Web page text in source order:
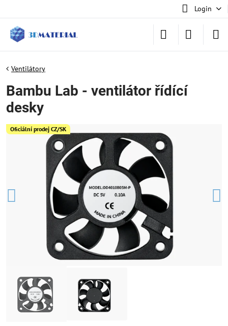
Login
Oficiální prodej CZ/SK
Ventilátory
Bambu Lab - ventilátor řídící
desky